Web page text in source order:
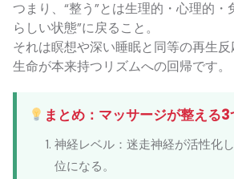
つまり、“整う”とは生理的・心理的・
らしい状態”に戻ること。
それは瞑想や深い睡眠と同等の再生
生命が本来持つリズムへの回帰です。
まとめ：マッサージが整える
神経レベル：迷走神経が活性化
位になる。